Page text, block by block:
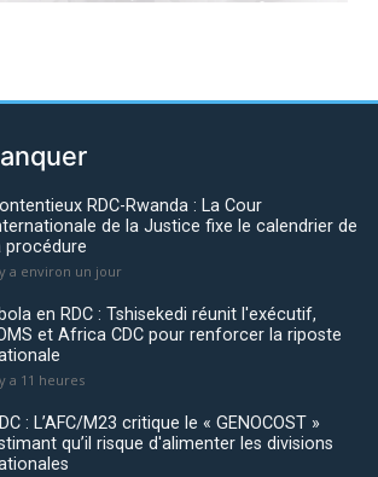
RDC-Rwanda : La Cour
de la Justice fixe le calendrier de
procédure
a environ un jour
en RDC : Tshisekedi réunit l'exécutif,
et Africa CDC pour renforcer la riposte
a 11 heures
: L’AFC/M23 critique le « GENOCOST »
qu’il risque d'alimenter les divisions